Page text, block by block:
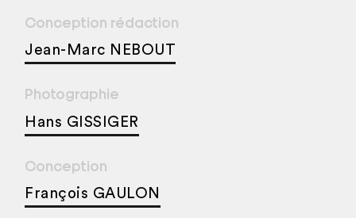
Conception rédaction
Jean-Marc NEBOUT
Photographie
Hans GISSIGER
Conception
François GAULON